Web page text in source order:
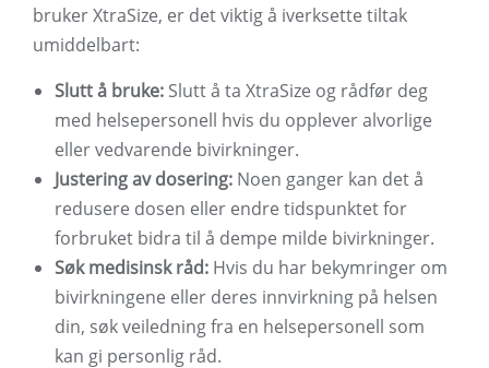
bruker XtraSize, er det viktig å iverksette tiltak
umiddelbart:
Slutt å bruke: Slutt å ta XtraSize og rådfør deg
med helsepersonell hvis du opplever alvorlige
eller vedvarende bivirkninger.
Justering av dosering: Noen ganger kan det å
redusere dosen eller endre tidspunktet for
forbruket bidra til å dempe milde bivirkninger.
Søk medisinsk råd: Hvis du har bekymringer om
bivirkningene eller deres innvirkning på helsen
din, søk veiledning fra en helsepersonell som
kan gi personlig råd.